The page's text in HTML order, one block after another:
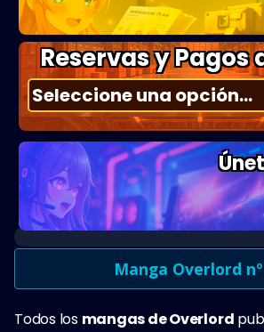
Reservas y Pagos
Manga Overlord
Todos los mangas de Overlord